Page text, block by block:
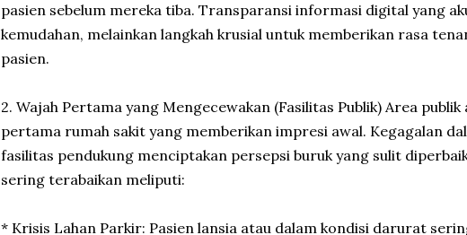
pasien sebelum mereka tiba. Transparansi informasi digital yang
kemudahan, melainkan langkah krusial untuk memberikan rasa
pasien.
2. Wajah Pertama yang Mengecewakan (Fasilitas Publik) Area publik
pertama rumah sakit yang memberikan impresi awal. Kegagalan
fasilitas pendukung menciptakan persepsi buruk yang sulit
sering terabaikan meliputi:
* Krisis Lahan Parkir: Pasien lansia atau dalam kondisi darurat